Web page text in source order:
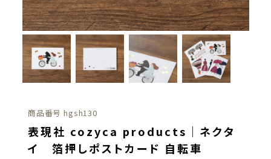
商品番号 hgsh130
表現社 cozyca products｜ネクタ
イ 箔押しポストカード 自転車